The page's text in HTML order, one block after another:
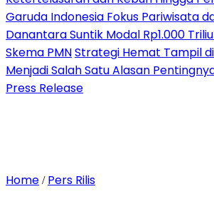
Garuda Indonesia Fokus Pariwisata
Danantara Suntik Modal Rp1.000
Skema PMNStrategi Hemat Tampil
Menjadi Salah Satu Alasan
Press Release
Home / Pers Rilis